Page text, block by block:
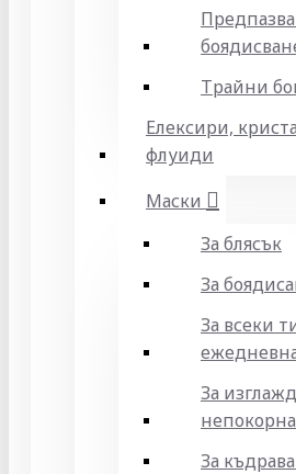
Трайни
Елексири,
флуиди
Маски
За блясък
За
За всеки
За
За